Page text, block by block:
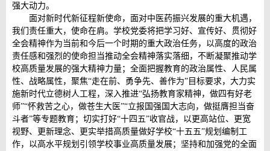
强大动力。
面对新时代新征程新使命，面对中医药振兴发展的重大机遇，
我们责任重大，使命在肩。学校党委将把学习好、宣传好、贯彻好
全会精神作为当前和今后一个时期的重大政治任务，以高度的政治
责任感和强烈的使命担当推动全会精神落实落细，不断凝聚推动学
校高质量发展的强大精神力量；全面把握教育的政治属性、人民属
性、战略属性，聚焦“走在前、勇争先、善作为”目标要求，大力实
施新时代立德树人工程，深入推进“弘扬教育家精神，做四有好老
师”“怀救苦之心，做苍生大医”“立报国强国大志向，做挺膺担当奋
斗者”等专题教育；切实打好“十四五”收官战，以更高站位、更宽
视野、更新理念、更实举措高质量做好学校“十五五”规划编制工
作，以高水平规划引领学校事业高质量发展；坚持和加强党的全面